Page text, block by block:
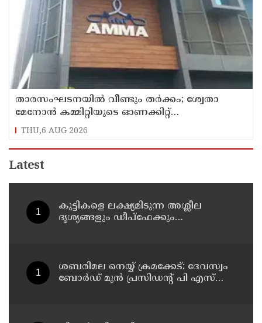
താരസംഘടനയില്‍ വീണ്ടും തര്‍ക്കം; ശ്വേതാ
മേനോന്‍ കമ്മിറ്റിയുടെ ഓണക്കിറ്റ്
വിതരണത്തിനെതിരെ ഒരുവിഭാഗം താരങ്ങള്‍
THU,6 AUG 2026
Latest
കുട്ടികളെ ലക്ഷ്യമിടുന്ന അശ്ലീല
ദൃശ്യങ്ങളും ഡീപ്ഫേക്കും
ശബരിമല നെയ്യ് ക്രമക്കേട്: ദേവസ്വം
ബോര്‍ഡ് മുന്‍ പ്രസിഡന്റ് പി എസ്